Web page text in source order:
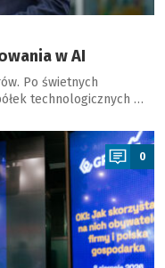
w AI
Po świetnych
technologicznych …
0